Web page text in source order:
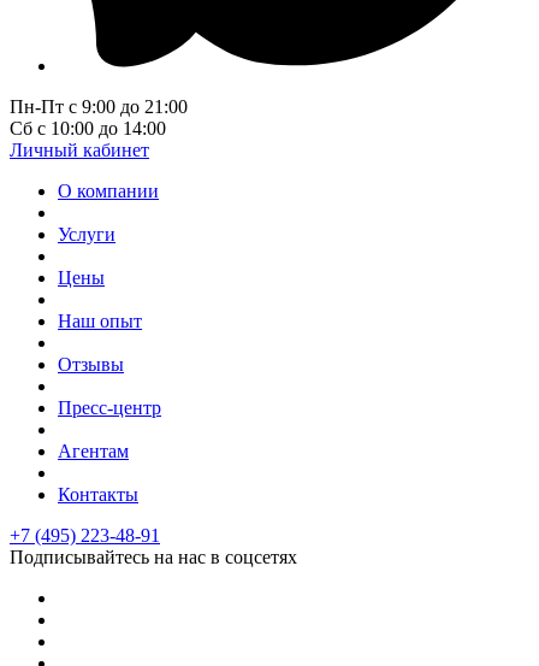
Пн-Пт с 9:00 до 21:00
Сб с 10:00 до 14:00
Личный кабинет
О компании
Услуги
Цены
Наш опыт
Отзывы
Пресс-центр
Агентам
Контакты
+7 (495) 223-48-91
Подписывайтесь на нас в соцсетях